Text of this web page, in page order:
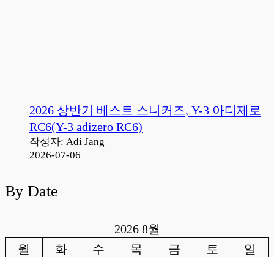
2026 상반기 베스트 스니커즈, Y-3 아디제로
RC6(Y-3 adizero RC6)
작성자: Adi Jang
2026-07-06
By Date
2026 8월
월
화 수 목 금 토
일